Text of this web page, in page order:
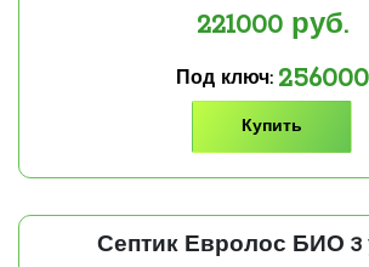
221000 руб.
Под ключ: 256000
Купить
Септик Евролос БИО 3